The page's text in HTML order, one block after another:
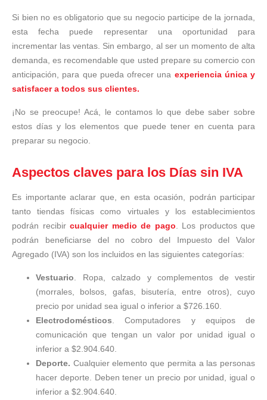
Si bien no es obligatorio que su negocio participe de la jornada,
esta fecha puede representar una oportunidad para
incrementar las ventas. Sin embargo, al ser un momento de alta
demanda, es recomendable que usted prepare su comercio con
anticipación, para que pueda ofrecer una experiencia única y
satisfacer a todos sus clientes.
¡No se preocupe! Acá, le contamos lo que debe saber sobre
estos días y los elementos que puede tener en cuenta para
preparar su negocio.
Aspectos claves para los Días sin IVA
Es importante aclarar que, en esta ocasión, podrán participar
tanto tiendas físicas como virtuales y los establecimientos
podrán recibir cualquier medio de pago . Los productos que
podrán beneficiarse del no cobro del Impuesto del Valor
Agregado (IVA) son los incluidos en las siguientes categorías:
Vestuario . Ropa, calzado y complementos de vestir
(morrales, bolsos, gafas, bisutería, entre otros), cuyo
precio por unidad sea igual o inferior a $726.160.
Electrodomésticos . Computadores y equipos de
comunicación que tengan un valor por unidad igual o
inferior a $2.904.640.
Deporte. Cualquier elemento que permita a las personas
hacer deporte. Deben tener un precio por unidad, igual o
inferior a $2.904.640.